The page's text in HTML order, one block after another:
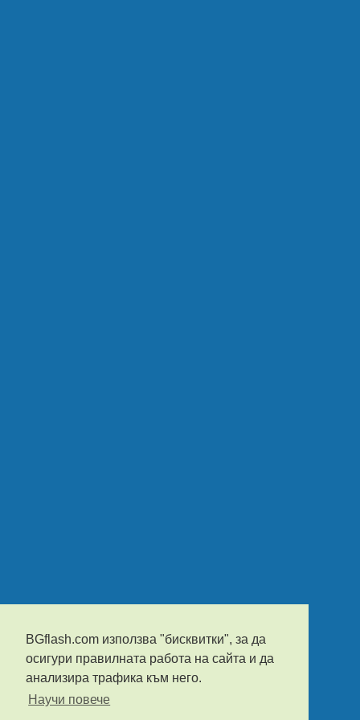
BGflash.com използва "бисквитки", за да
осигури правилната работа на сайта и да
анализира трафика към него.
Научи повече